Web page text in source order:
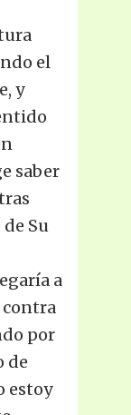
el
y
saber
Su
a
contra
por
de
estoy